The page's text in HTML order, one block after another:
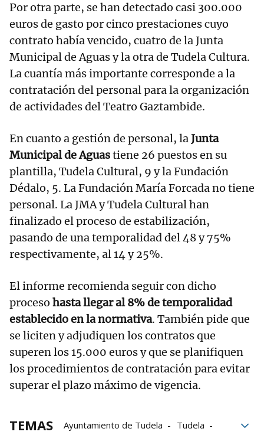
Por otra parte, se han detectado casi 300.000
euros de gasto por cinco prestaciones cuyo
contrato había vencido, cuatro de la Junta
Municipal de Aguas y la otra de Tudela Cultura.
La cuantía más importante corresponde a la
contratación del personal para la organización
de actividades del Teatro Gaztambide.
En cuanto a gestión de personal, laJunta
Municipal de Aguastiene 26 puestos en su
plantilla, Tudela Cultural, 9 y la Fundación
Dédalo, 5. La Fundación María Forcada no tiene
personal. La JMA y Tudela Cultural han
finalizado el proceso de estabilización,
pasando de una temporalidad del 48 y 75%
respectivamente, al 14 y 25%.
El informe recomienda seguir con dicho
proceso hasta llegar al 8% de temporalidad
establecido en la normativa. También pide que
se liciten y adjudiquen los contratos que
superen los 15.000 euros y que se planifiquen
los procedimientos de contratación para evitar
superar el plazo máximo de vigencia.
TEMAS Ayuntamiento de Tudela Tudela